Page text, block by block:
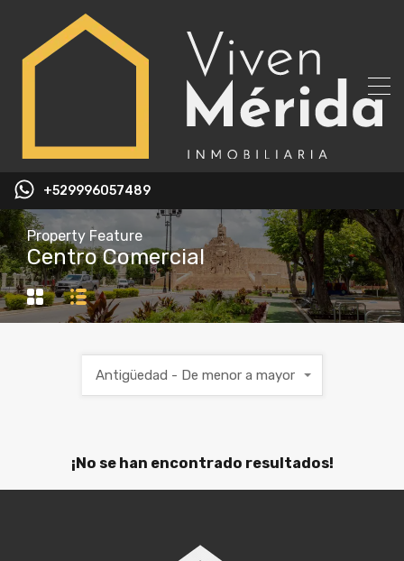
+529996057489
Property Feature
Centro Comercial
Antigüedad - De menor a mayor
¡No se han encontrado resultados!